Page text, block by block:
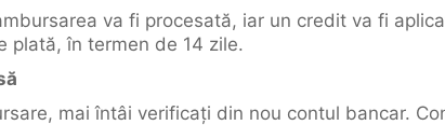
va fi procesată, iar un credit va fi
plată, în termen de 14 zile.
mai întâi verificați din nou contul bancar.